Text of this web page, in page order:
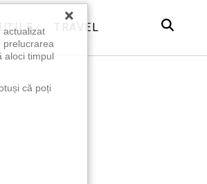
TRAVEL
×
actualizat
prelucrarea
aloci timpul
că poți